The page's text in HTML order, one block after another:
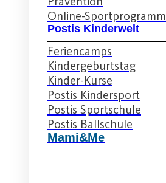
Online-Sportprogramm
Postis Kinderwelt
Feriencamps
Kindergeburtstag
Kinder-Kurse
Postis Kindersport
Postis Sportschule
Postis Ballschule
Mami&Me